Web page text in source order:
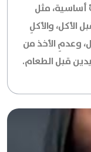
أساسية، مثل
الأكل، والأكلِ
وعدمِ الأخذ من
قبل الطعام.